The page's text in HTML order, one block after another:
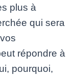
plus à
qui sera
répondre à
pourquoi,